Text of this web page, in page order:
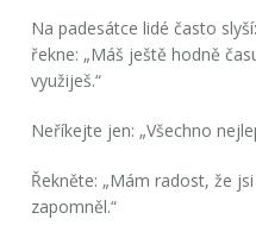
Na padesátce lidé často
řekne: „Máš ještě hodně
využiješ.“
Neříkejte jen: „Všechno
Řekněte: „Mám radost, že
zapomněl.“